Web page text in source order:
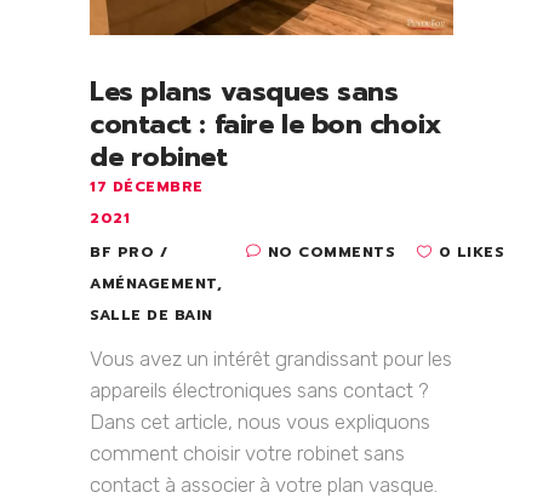
Les plans vasques sans
contact : faire le bon choix
de robinet
17 DÉCEMBRE
2021
BF PRO
AMÉNAGEMENT,
SALLE DE BAIN
NO COMMENTS 0 LIKES
Vous avez un intérêt grandissant pour les
appareils électroniques sans contact ?
Dans cet article, nous vous expliquons
comment choisir votre robinet sans
contact à associer à votre plan vasque.